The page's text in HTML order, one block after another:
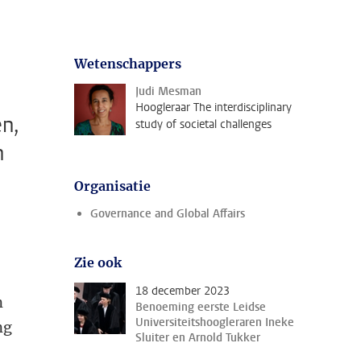
Wetenschappers
Judi Mesman
Hoogleraar The interdisciplinary
study of societal challenges
Organisatie
Governance and Global Affairs
Zie ook
18 december 2023
Benoeming eerste Leidse
Universiteitshoogleraren Ineke
Sluiter en Arnold Tukker